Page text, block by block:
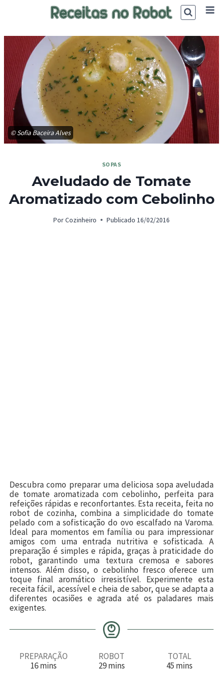
© Sofia Baceira Alves
SOPAS
Aveludado de Tomate
Aromatizado com Cebolinho
Por Cozinheiro Publicado 16/02/2016
Descubra como preparar uma deliciosa sopa aveludada
de tomate aromatizada com cebolinho, perfeita para
refeições rápidas e reconfortantes. Esta receita, feita no
robot de cozinha, combina a simplicidade do tomate
pelado com a sofisticação do ovo escalfado na Varoma.
Ideal para momentos em família ou para impressionar
amigos com uma entrada nutritiva e sofisticada. A
preparação é simples e rápida, graças à praticidade do
robot, garantindo uma textura cremosa e sabores
intensos. Além disso, o cebolinho fresco oferece um
toque final aromático irresistível. Experimente esta
receita fácil, acessível e cheia de sabor, que se adapta a
diferentes ocasiões e agrada até os paladares mais
exigentes.
PREPARAÇÃO
16mmins
ROBOT
29mmins
TOTAL
45 m
mins